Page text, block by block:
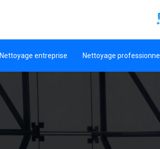
Nettoyage entreprise Nettoyage professionnel